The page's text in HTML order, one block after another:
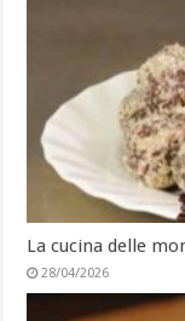
La cucina delle
28/04/2026